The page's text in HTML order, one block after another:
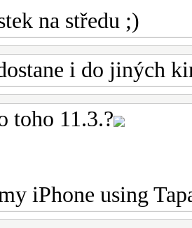
na středu ;)
i do jiných
toho 11.3.?
iPhone using